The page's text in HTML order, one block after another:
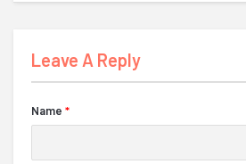
Leave A Reply
Name *